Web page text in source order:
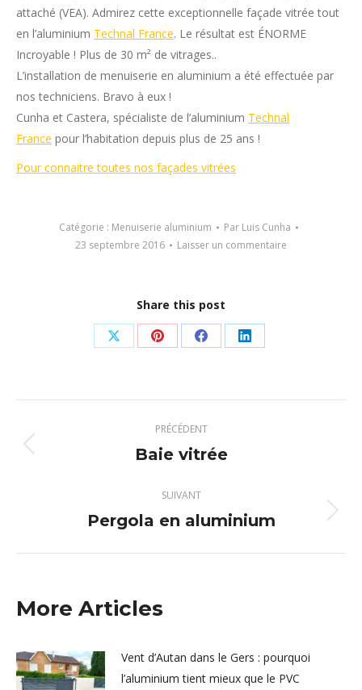
attaché (VEA). Admirez cette exceptionnelle façade vitrée tout
en l’aluminium Technal France. Le résultat est ÉNORME
Incroyable ! Plus de 30 m² de vitrages..
L’installation de menuiserie en aluminium a été effectuée par
nos techniciens. Bravo à eux !
Cunha et Castera, spécialiste de l’aluminium Technal
France pour l’habitation depuis plus de 25 ans !
Pour connaitre toutes nos façades vitrées
Catégorie : Menuiserie aluminium Par Luis Cunha
23 septembre 2016
Laisser un commentaire
Share this post
Partager
X
Partager
Pinterest
Partager
Facebook
Partager
LinkedIn
article
PRÉCÉDENT
Article
:
Baie vitrée
SUIVANT
Article
Pergola en aluminium
More Articles
Vent d’Autan dans le Gers : pourquoi
l’aluminium tient mieux que le PVC